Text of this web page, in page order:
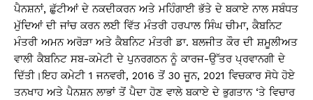
ਪੈਨਸ਼ਨਾਂ, ਛੁੱਟੀਆਂ ਦੇ ਨਕਦੀਕਰਨ ਅਤੇ ਮਹਿੰਗਾਈ ਭੱਤੇ ਦੇ ਬਕਾਏ ਨਾਲ ਸਬੰਧਤ
ਮੁੱਦਿਆਂ ਦੀ ਜਾਂਚ ਕਰਨ ਲਈ ਵਿੱਤ ਮੰਤਰੀ ਹਰਪਾਲ ਸਿੰਘ ਚੀਮਾ, ਕੈਬਨਿਟ
ਮੰਤਰੀ ਅਮਨ ਅਰੋੜਾ ਅਤੇ ਕੈਬਨਿਟ ਮੰਤਰੀ ਡਾ. ਬਲਜੀਤ ਕੌਰ ਦੀ ਸ਼ਮੂਲੀਅਤ
ਵਾਲੀ ਕੈਬਨਿਟ ਸਬ-ਕਮੇਟੀ ਦੇ ਪੁਨਰਗਠਨ ਨੂੰ ਕਾਰਜ-ਉੱਤਰ ਪ੍ਰਵਾਨਗੀ ਦੇ
ਦਿੱਤੀ।ਇਹ ਕਮੇਟੀ 1 ਜਨਵਰੀ, 2016 ਤੋਂ 30 ਜੂਨ, 2021 ਵਿਚਕਾਰ ਸੋਧੇ ਹੋਏ
ਤਨਖਾਹ ਅਤੇ ਪੈਨਸ਼ਨ ਲਾਭਾਂ ਤੋਂ ਪੈਦਾ ਹੋਣ ਵਾਲੇ ਬਕਾਏ ਦੇ ਭੁਗਤਾਨ ‘ਤੇ ਵਿਚਾਰ